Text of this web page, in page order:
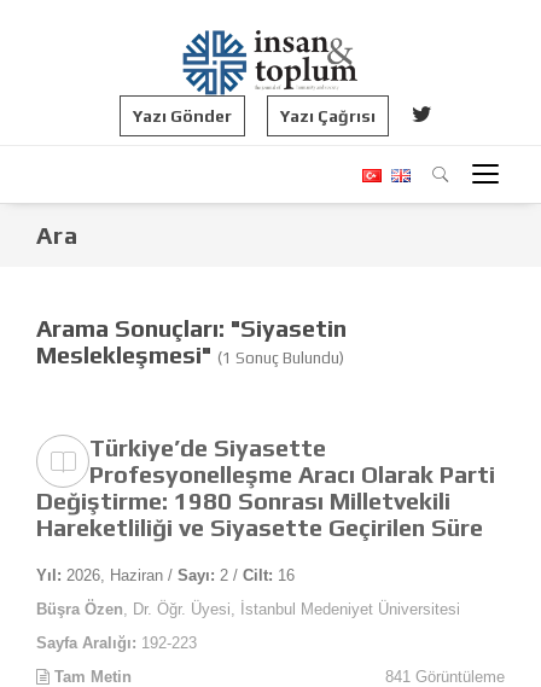
Yazı Gönder Yazı Çağrısı
Ara
Arama Sonuçları: "Siyasetin
Meslekleşmesi" (1 Sonuç Bulundu)
Türkiye’de Siyasette
Profesyonelleşme Aracı Olarak Parti
Değiştirme: 1980 Sonrası Milletvekili
Hareketliliği ve Siyasette Geçirilen Süre
Yıl: 2026, Haziran / Sayı: 2 / Cilt: 16
Büşra Özen , Dr. Öğr. Üyesi, İstanbul Medeniyet Üniversitesi
Sayfa Aralığı: 192-223
Tam Metin
841 Görüntüleme